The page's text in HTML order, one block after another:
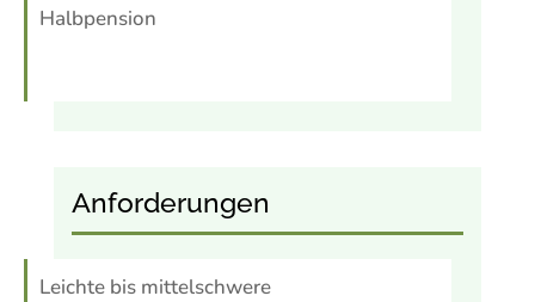
Halbpension
Anforderungen
Leichte bis mittelschwere